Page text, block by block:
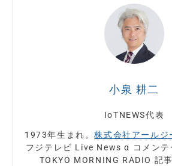
小泉 耕二
IoTNEWS代表
1973年生まれ。株式会社アールジ
フジテレビ Live News α コメンテ
TOKYO MORNING RADIO 記